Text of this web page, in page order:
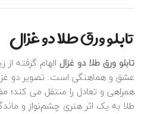
تابلو ورق طلا دو غزال
تابلو ورق طلا دو غزال الهام‌ گرفته
عشق و هماهنگی است. تصویر دو
همراهی و تعادل را منتقل می‌
طلا به یک اثر هنری چشم‌نواز و